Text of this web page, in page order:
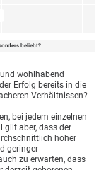
beliebt?
wohlhabend
der Erfolg bereits in die
Verhältnissen?
bei jedem einzelnen
gilt aber, dass der
hoher
geringer
zu erwarten, dass